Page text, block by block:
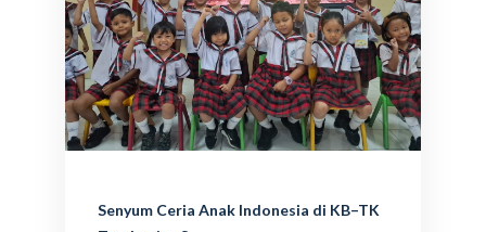
Senyum Ceria Anak Indonesia di KB–TK